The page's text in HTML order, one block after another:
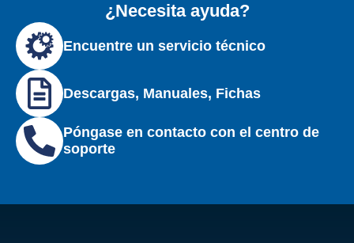
¿Necesita ayuda?
Encuentre un servicio técnico
Descargas, Manuales, Fichas
Póngase en contacto con el centro de
soporte